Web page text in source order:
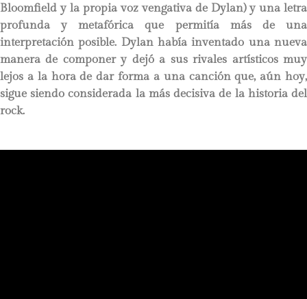
Bloomfield y la propia voz vengativa de Dylan) y una letra
profunda y metafórica que permitía más de una
interpretación posible. Dylan había inventado una nueva
manera de componer y dejó a sus rivales artísticos muy
lejos a la hora de dar forma a una canción que, aún hoy,
sigue siendo considerada la más decisiva de la historia del
rock.